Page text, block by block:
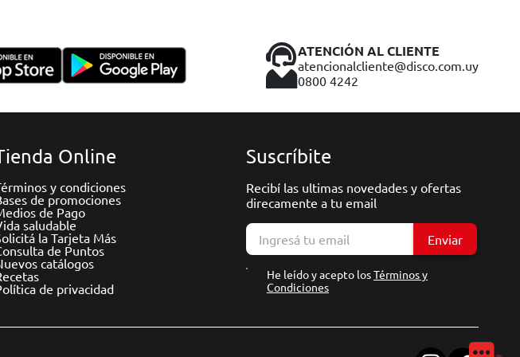
ATENCIÓN AL CLIENTE
atencionalcliente@disco.com.uy
0800 4242
Online
y condiciones
de promociones
de Pago
saludable
la Tarjeta Más
de Puntos
catálogos
de privacidad
Suscríbite
Recibí las ultimas novedades y ofertas
direcamente a tu email
Enviar
He leído y acepto losTérminos y
Condiciones